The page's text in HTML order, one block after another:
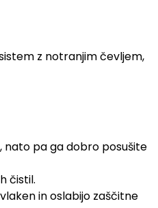
z notranjim čevljem,
nato pa ga dobro posušite
čistil.
in oslabijo zaščitne